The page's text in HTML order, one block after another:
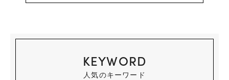
KEYWORD
人気のキーワード